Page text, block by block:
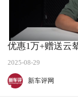
优惠1万+赠送云
2025-08-29
新车评网